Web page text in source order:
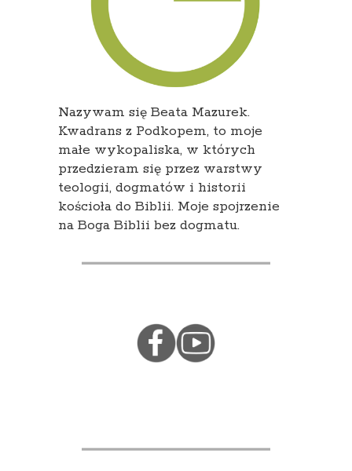
Nazywam się Beata Mazurek.
Kwadrans z Podkopem, to moje
małe wykopaliska, w których
przedzieram się przez warstwy
teologii, dogmatów i historii
kościoła do Biblii. Moje spojrzenie
na Boga Biblii bez dogmatu.